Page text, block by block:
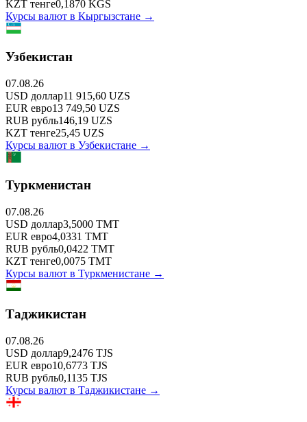
KZT тенге0,1870 KGS
Курсы валют в Кыргызстане →
Узбекистан
07.08.26
USD доллар11 915,60 UZS
EUR евро13 749,50 UZS
RUB рубль146,19 UZS
KZT тенге25,45 UZS
Курсы валют в Узбекистане →
Туркменистан
07.08.26
USD доллар3,5000 TMT
EUR евро4,0331 TMT
RUB рубль0,0422 TMT
KZT тенге0,0075 TMT
Курсы валют в Туркменистане →
Таджикистан
07.08.26
USD доллар9,2476 TJS
EUR евро10,6773 TJS
RUB рубль0,1135 TJS
Курсы валют в Таджикистане →